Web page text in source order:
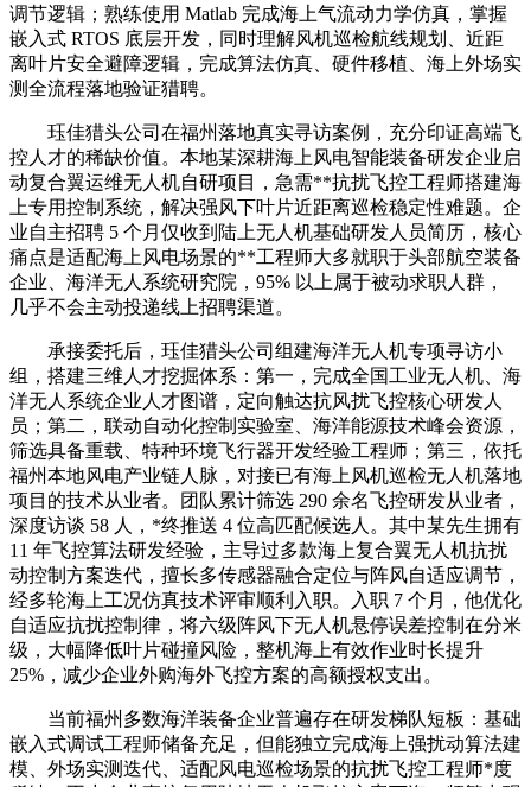
调节逻辑；熟练使用 Matlab 完成海上气流动力学仿真，掌握
嵌入式 RTOS 底层开发，同时理解风机巡检航线规划、近距
离叶片安全避障逻辑，完成算法仿真、硬件移植、海上外场实
测全流程落地验证猎聘。
珏佳猎头公司在福州落地真实寻访案例，充分印证高端飞
控人才的稀缺价值。本地某深耕海上风电智能装备研发企业启
动复合翼运维无人机自研项目，急需**抗扰飞控工程师搭建海
上专用控制系统，解决强风下叶片近距离巡检稳定性难题。企
业自主招聘 5 个月仅收到陆上无人机基础研发人员简历，核心
痛点是适配海上风电场景的**工程师大多就职于头部航空装备
企业、海洋无人系统研究院，95% 以上属于被动求职人群，
几乎不会主动投递线上招聘渠道。
承接委托后，珏佳猎头公司组建海洋无人机专项寻访小
组，搭建三维人才挖掘体系：第一，完成全国工业无人机、海
洋无人系统企业人才图谱，定向触达抗风扰飞控核心研发人
员；第二，联动自动化控制实验室、海洋能源技术峰会资源，
筛选具备重载、特种环境飞行器开发经验工程师；第三，依托
福州本地风电产业链人脉，对接已有海上风机巡检无人机落地
项目的技术从业者。团队累计筛选 290 余名飞控研发从业者，
深度访谈 58 人，*终推送 4 位高匹配候选人。其中某先生拥有
11 年飞控算法研发经验，主导过多款海上复合翼无人机抗扰
动控制方案迭代，擅长多传感器融合定位与阵风自适应调节，
经多轮海上工况仿真技术评审顺利入职。入职 7 个月，他优化
自适应抗扰控制律，将六级阵风下无人机悬停误差控制在分米
级，大幅降低叶片碰撞风险，整机海上有效作业时长提升
25%，减少企业外购海外飞控方案的高额授权支出。
当前福州多数海洋装备企业普遍存在研发梯队短板：基础
嵌入式调试工程师储备充足，但能独立完成海上强扰动算法建
模、外场实测迭代、适配风电巡检场景的抗扰飞控工程师*度